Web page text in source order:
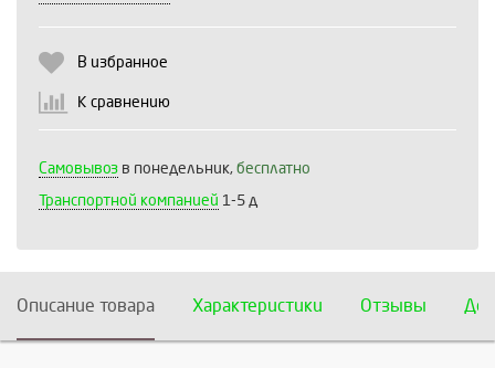
В избранное
К сравнению
Самовывоз в понедельник, бесплатно
Транспортной компанией 1-5 д
Описание товара Характеристики Отзывы